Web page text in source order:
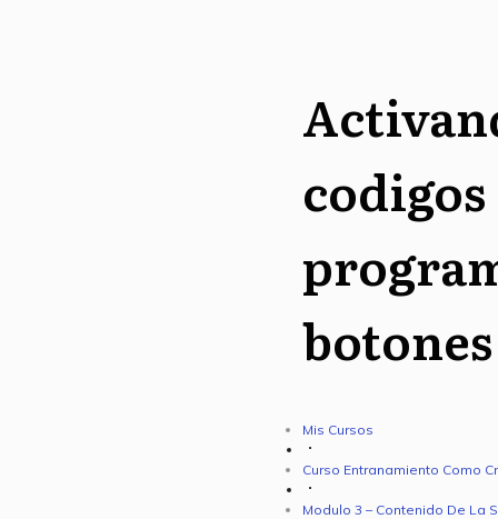
codigos
Mis Cursos
Curso Entranamiento Como
Modulo 3 – Contenido De La